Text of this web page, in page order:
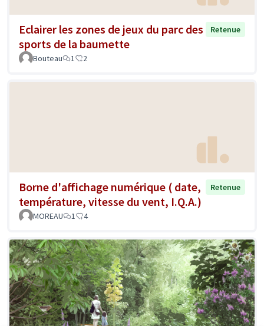
Eclairer les zones de jeux du parc des
sports de la baumette
Retenue
Bouteau 1 2
Borne d'affichage numérique ( date,
température, vitesse du vent, I.Q.A.)
Retenue
MOREAU 1 4